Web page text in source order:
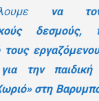
να
τους
την
στη